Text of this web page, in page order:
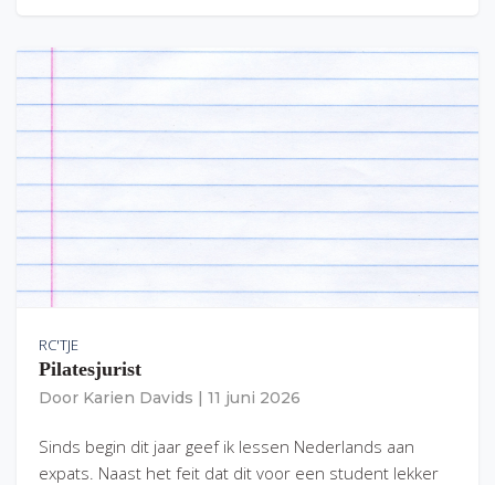
RC'TJE
Pilatesjurist
Door Karien Davids 11 juni 2026
Sinds begin dit jaar geef ik lessen Nederlands aan
expats. Naast het feit dat dit voor een student lekker